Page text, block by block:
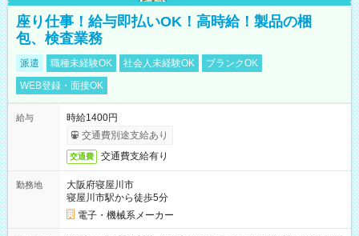
座り仕事！給与即払いOK！高時給！製品の梱
包、検査業務
派遣 職種未経験OK 社会人未経験OK
ブランクOK
WEB登録・面接OK
給与
時給1400円
交通費別途支給あり
交通費 交通費支給有り
勤務地
大阪府寝屋川市
寝屋川市駅から徒歩5分
電子・機械系メーカー